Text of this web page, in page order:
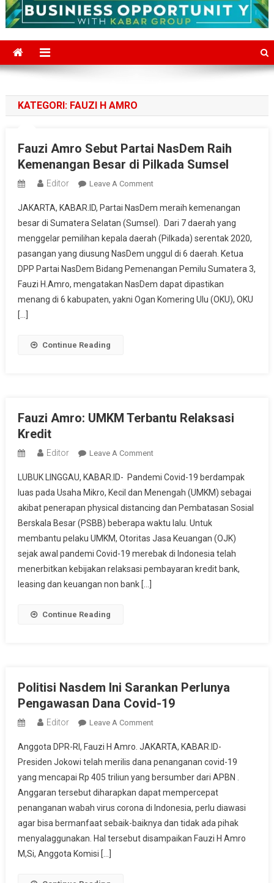
KATEGORI: FAUZI H AMRO
Fauzi Amro Sebut Partai NasDem Raih
Kemenangan Besar di Pilkada Sumsel
Editor Leave A CommentOn
Amro
Sebut
Partai
NasDem
Raih
Kemenangan
Besar
JAKARTA, KABAR.ID, Partai NasDem meraih kemenangan
besar di Sumatera Selatan (Sumsel). Dari 7 daerah yang
menggelar pemilihan kepala daerah (Pilkada) serentak 2020,
pasangan yang diusung NasDem unggul di 6 daerah. Ketua
DPP Partai NasDem Bidang Pemenangan Pemilu Sumatera 3,
Fauzi H.Amro, mengatakan NasDem dapat dipastikan
menang di 6 kabupaten, yakni Ogan Komering Ulu (OKU), OKU
[…]
Continue Reading
Fauzi Amro: UMKM Terbantu Relaksasi
Kredit
Editor Leave A CommentOn
Amro:
UMKM
Terbantu
Relaksasi
Kredit
LUBUK LINGGAU, KABAR.ID- Pandemi Covid-19 berdampak
luas pada Usaha Mikro, Kecil dan Menengah (UMKM) sebagai
akibat penerapan physical distancing dan Pembatasan Sosial
Berskala Besar (PSBB) beberapa waktu lalu. Untuk
membantu pelaku UMKM, Otoritas Jasa Keuangan (OJK)
sejak awal pandemi Covid-19 merebak di Indonesia telah
menerbitkan kebijakan relaksasi pembayaran kredit bank,
leasing dan keuangan non bank […]
Continue Reading
Politisi Nasdem Ini Sarankan Perlunya
Pengawasan Dana Covid-19
Editor Leave A CommentOn
Nasdem
Ini
Sarankan
Perlunya
Pengawasan
Dana
Covid-
Anggota DPR-RI, Fauzi H Amro. JAKARTA, KABAR.ID-
Presiden Jokowi telah merilis dana penanganan covid-19
yang mencapai Rp 405 triliun yang bersumber dari APBN .
Anggaran tersebut diharapkan dapat mempercepat
penanganan wabah virus corona di Indonesia, perlu diawasi
agar bisa bermanfaat sebaik-baiknya dan tidak ada pihak
menyalaggunakan. Hal tersebut disampaikan Fauzi H Amro
M,Si, Anggota Komisi […]